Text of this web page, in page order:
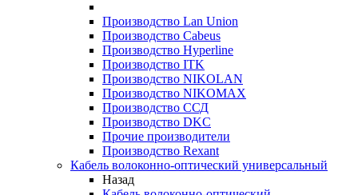
Производство Lan Union
Производство Cabeus
Производство Hyperline
Производство ITK
Производство NIKOLAN
Производство NIKOMAX
Производство ССД
Производство DKC
Прочие производители
Производство Rexant
Кабель волоконно-оптический универсальный
Назад